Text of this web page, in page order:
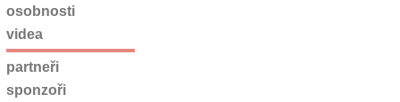
osobnosti
videa
partneři
sponzoři